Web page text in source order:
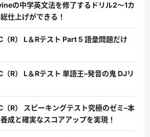
の中学英文法を修了するドリル2〜1カ
仕上げができる！
（R） L＆Rテスト Part 5 語彙問題だけ
（R） L＆Rテスト 単語王–発音の鬼 DJリ
（R） スピーキングテスト究極のゼミ–本
成と確実なスコアアップを実現！